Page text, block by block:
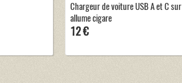
Chargeur de voiture USB A et C sur
allume cigare
12 €